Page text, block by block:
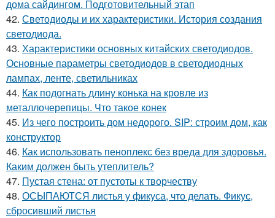
дома сайдингом. Подготовительный этап
42. Светодиоды и их характеристики. История создания
светодиода.
43. Характеристики основных китайских светодиодов.
Основные параметры светодиодов в светодиодных
лампах, ленте, светильниках
44. Как подогнать длину конька на кровле из
металлочерепицы. Что такое конек
45. Из чего построить дом недорого. SIP: строим дом, как
конструктор
46. Как использовать пеноплекс без вреда для здоровья.
Каким должен быть утеплитель?
47. Пустая стена: от пустоты к творчеству
48. ОСЫПАЮТСЯ листья у фикуса, что делать. Фикус,
сбросивший листья